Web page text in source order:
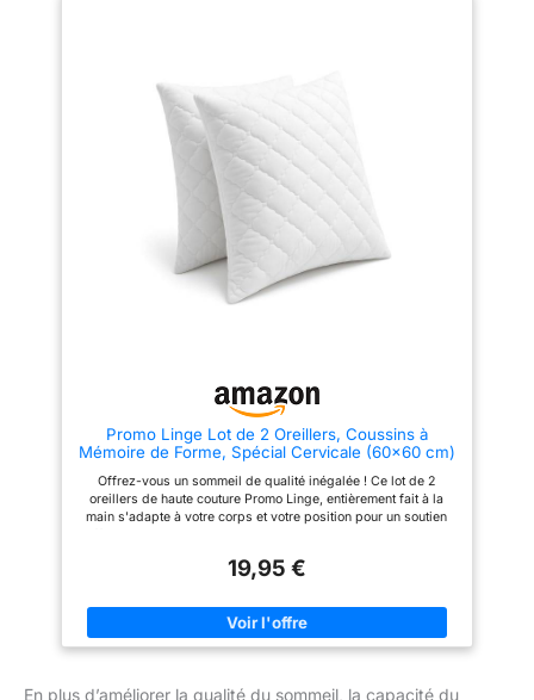
Ideal - Les oreillers sont idéaux
pour les personnes qui dorment
sur le ventre ; les oreillers sont
beaucoup plus moelleux, mais
plus denses et confortables
pour dormir Emballage
Comprimé - Les oreillers sont
comprimée; l'ouverture de la
pellicule plastique fera gonfler
les oreillers; veuillez prévoir 24
heures pour qu'ils gonflent
douleurs cervicales, offre un
confort durable et une meilleure
qualité de sommeil.
Promo Linge Lot de 2 Oreillers, Coussins à
Mémoire de Forme, Spécial Cervicale (60x60 cm)
Offrez-vous un sommeil de qualité inégalée ! Ce lot de 2
oreillers de haute couture Promo Linge, entièrement fait à la
main s'adapte à votre corps et votre position pour un soutien
vos nuits. Dormir comme un bébé avec ces oreillers de taille
pas avec le temps Le Garnissage des oreillers est de la
Mousse à mémoire de forme qui saura soulager vos
cervicales, celle-ci reprend sa forme initiale pour un soutien
Anti Bactérien, Anti-Acarien, Anti Transpirant et peut limiter le
19,95 €
En plus d’améliorer la qualité du sommeil, la capacité du